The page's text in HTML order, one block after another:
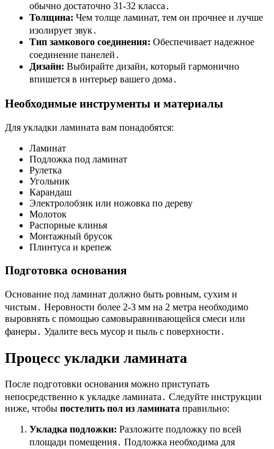
обычно достаточно 31-32 класса․
Толщина: Чем толще ламинат, тем он прочнее и лучше
изолирует звук․
Тип замкового соединения: Обеспечивает надежное
соединение панелей․
Дизайн: Выбирайте дизайн, который гармонично
впишется в интерьер вашего дома․
Необходимые инструменты и материалы
Для укладки ламината вам понадобятся:
Ламинат
Подложка под ламинат
Рулетка
Угольник
Карандаш
Электролобзик или ножовка по дереву
Молоток
Распорные клинья
Монтажный брусок
Плинтуса и крепеж
Подготовка основания
Основание под ламинат должно быть ровным, сухим и
чистым․ Неровности более 2-3 мм на 2 метра необходимо
выровнять с помощью самовыравнивающейся смеси или
фанеры․ Удалите весь мусор и пыль с поверхности․
Процесс укладки ламината
После подготовки основания можно приступать
непосредственно к укладке ламината․ Следуйте инструкции
ниже, чтобы постелить пол из ламината правильно:
Укладка подложки: Разложите подложку по всей
площади помещения․ Подложка необходима для